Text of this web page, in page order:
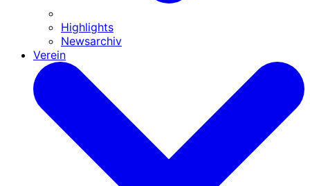
Highlights
Newsarchiv
Verein